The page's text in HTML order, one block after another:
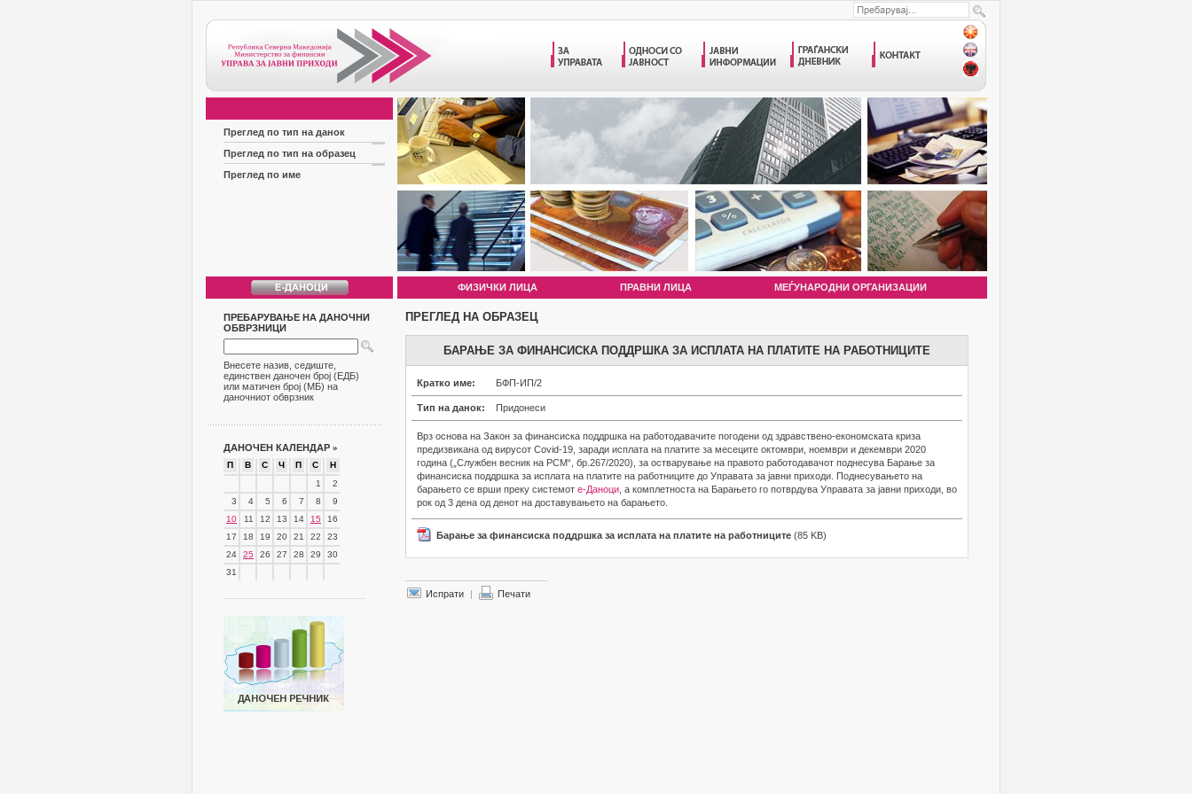
Преглед по тип на данок
Преглед по тип на образец
Преглед по име
ФИЗИЧКИ ЛИЦА ПРАВНИ ЛИЦА МЕЃУНАРОДНИ ОРГАНИЗАЦИИ
ПРЕБАРУВАЊЕ НА ДАНОЧНИ
ОБВРЗНИЦИ
Внесете назив, седиште,
единствен даночен број (ЕДБ)
или матичен број (МБ) на
даночниот обврзник
ДАНОЧЕН КАЛЕНДАР »
П В С Ч П С
Н
1
2
3
4 5 6 7 8
9
10
11 12 13 14 15
16
17
18 19 20 21 22
23
24
25 26 27 28 29
30
31
ПРЕГЛЕД НА ОБРАЗЕЦ
БАРАЊЕ ЗА ФИНАНСИСКА ПОДДРШКА ЗА ИСПЛАТА НА ПЛАТИТЕ НА РАБОТНИЦИТЕ
Кратко име: БФП-ИП/2
Тип на данок: Придонеси
Врз основа на Закон за финансиска поддршка на работодавачите погодени од здравствено-економската криза
предизвикана од вирусот Covid-19, заради исплата на платите за месеците октомври, ноември и декември 2020
година („Службен весник на РСМ“, бр.267/2020), за остварување на правото работодавачот поднесува Барање за
финансиска поддршка за исплата на платите на работниците до Управата за јавни приходи. Поднесувањето на
барањето се врши преку системот е-Даноци , а комплетноста на Барањето го потврдува Управата за јавни приходи, во
рок од 3 дена од денот на доставувањето на барањето.
Барање за финансиска поддршка за исплата на платите на работниците (85 KB)
Испрати | Печати